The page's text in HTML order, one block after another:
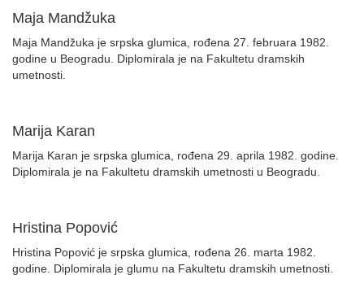
Maja Mandžuka
Maja Mandžuka je srpska glumica, rođena 27. februara 1982.
godine u Beogradu. Diplomirala je na Fakultetu dramskih
umetnosti.
Marija Karan
Marija Karan je srpska glumica, rođena 29. aprila 1982. godine.
Diplomirala je na Fakultetu dramskih umetnosti u Beogradu.
Hristina Popović
Hristina Popović je srpska glumica, rođena 26. marta 1982.
godine. Diplomirala je glumu na Fakultetu dramskih umetnosti.